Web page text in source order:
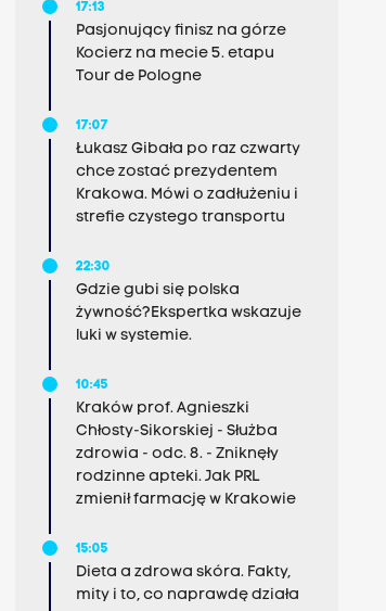
17:13
Pasjonujący finisz na górze
Kocierz na mecie 5. etapu
Tour de Pologne
17:07
Łukasz Gibała po raz czwarty
chce zostać prezydentem
Krakowa. Mówi o zadłużeniu i
strefie czystego transportu
22:30
Gdzie gubi się polska
żywność?Ekspertka wskazuje
luki w systemie.
10:45
Kraków prof. Agnieszki
Chłosty-Sikorskiej - Służba
zdrowia - odc. 8. - Zniknęły
rodzinne apteki. Jak PRL
zmienił farmację w Krakowie
15:05
Dieta a zdrowa skóra. Fakty,
mity i to, co naprawdę działa